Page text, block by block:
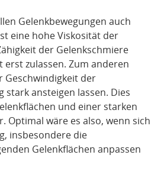
Gelenkbewegungen auch
eine hohe Viskosität der
der Gelenkschmiere
zulassen. Zum anderen
Geschwindigkeit der
stark ansteigen lassen. Dies
und einer starken
Optimal wäre es also, wenn sich
insbesondere die
Gelenkflächen anpassen